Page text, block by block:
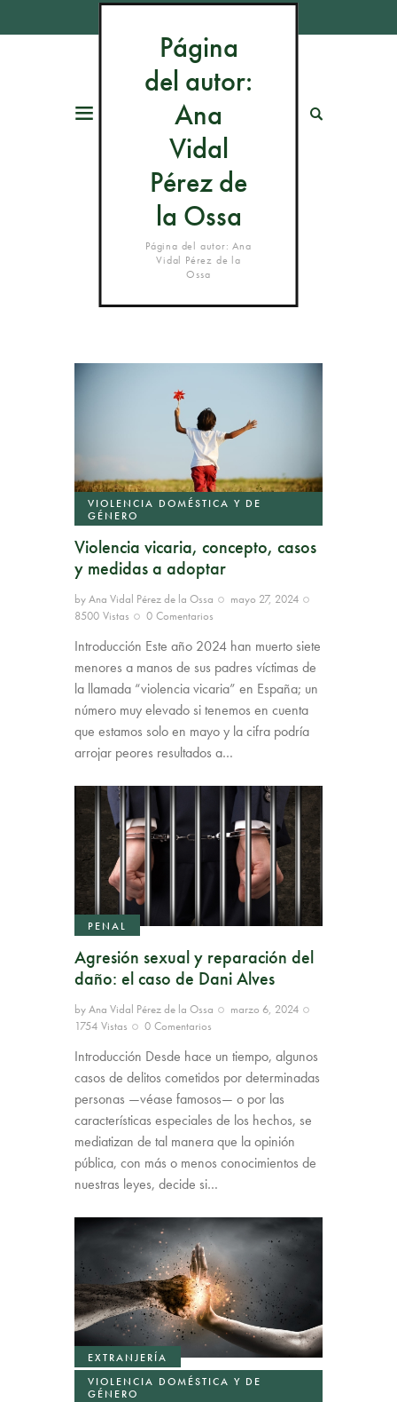
Página
del autor:
Ana
Vidal
Pérez de
la Ossa
Página del autor: Ana
Vidal Pérez de la
Ossa
VIOLENCIA DOMÉSTICA Y DE
GÉNERO
Violencia vicaria, concepto, casos
y medidas a adoptar
byAna Vidal Pérez de la Ossa
mayo 27, 2024
8500 Vistas 0 Comentarios
Introducción Este año 2024 han muerto siete
menores a manos de sus padres víctimas de
la llamada “violencia vicaria” en España; un
número muy elevado si tenemos en cuenta
que estamos solo en mayo y la cifra podría
arrojar peores resultados a…
PENAL
Agresión sexual y reparación del
daño: el caso de Dani Alves
byAna Vidal Pérez de la Ossa
marzo 6, 2024
1754 Vistas 0 Comentarios
Introducción Desde hace un tiempo, algunos
casos de delitos cometidos por determinadas
personas —véase famosos— o por las
características especiales de los hechos, se
mediatizan de tal manera que la opinión
pública, con más o menos conocimientos de
nuestras leyes, decide si…
EXTRANJERÍA
VIOLENCIA DOMÉSTICA Y DE
GÉNERO